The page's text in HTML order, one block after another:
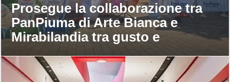
Prosegue la collaborazione tra
PanPiuma di Arte Bianca e
Mirabilandia tra gusto e
divertimento